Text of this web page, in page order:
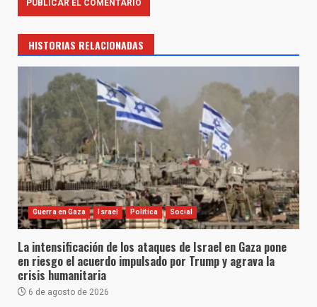
HISTORIAS RELACIONADAS
Guerra en Gaza Israel Política Social
La intensificación de los ataques de Israel en Gaza pone
en riesgo el acuerdo impulsado por Trump y agrava la
crisis humanitaria
6 de agosto de 2026